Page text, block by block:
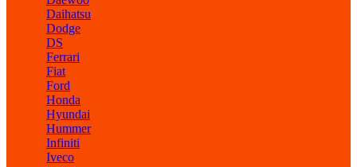
Daihatsu
Dodge
DS
Ferrari
Fiat
Ford
Honda
Hyundai
Hummer
Infiniti
Iveco